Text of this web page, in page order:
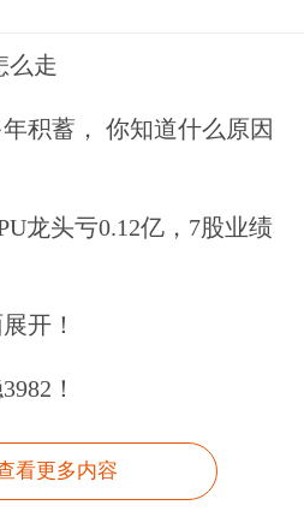
么走
积蓄， 你知道什么原因
龙头亏0.12亿，7股业绩
开！
！
看更多内容